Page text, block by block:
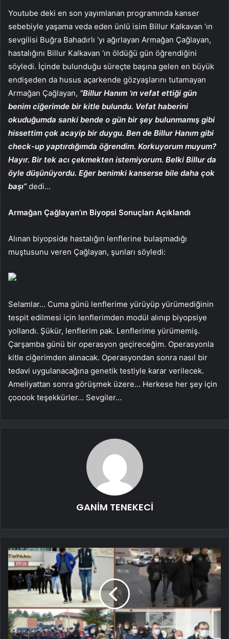
Youtube deki en son yayımlanan programında kanser
sebebiyle yaşama veda eden ünlü isim Billur Kalkavan ‘ın
sevgilisi Buğra Bahadırlı ‘yı ağırlayan Armağan Çağlayan,
hastalığını Billur Kalkavan ‘ın öldüğü gün öğrendiğini
söyledi. İçinde bulunduğu süreçte başına gelen en büyük
endişeden da husus açarkende gözyaşlarını tutamayan
Armağan Çağlayan, “Billur Hanım ‘ın vefat ettiği gün
benim ciğerimde bir kitle bulundu. Vefat haberini
okuduğumda sanki bende o gün bir şey bulunmamış gibi
hissettim çok acayip bir duygu. Ben de Billur Hanım gibi
check-up yaptırdığımda öğrendim. Korkuyorum muyum?
Hayır. Bir tek acı çekmekten istemiyorum. Belki Billur da
öyle düşünüyordu. Eğer benimki kanserse bile daha çok
başı”dedi…
Armağan Çağlayan’ın Biyopsi Sonuçları Açıklandı
Alınan biyopside hastalığın lenflerine bulaşmadığı
muştusunu veren Çağlayan, şunları söyledi:
Selamlar… Cuma günü lenflerime yürüyüp yürümediğinin
tespit edilmesi için lenflerimden modül alınıp biyopsiye
yollandı. Şükür, lenflerim pak. Lenflerime yürümemiş.
Çarşamba günü bir operasyon geçireceğim. Operasyonla
kitle ciğerimden alınacak. Operasyondan sonra nasıl bir
tedavi uygulanacağına genetik testiyle karar verilecek.
Ameliyattan sonra görüşmek üzere… Herkese her şey için
çooook teşekkürler… Sevgiler…
GANİM TENEKECİ